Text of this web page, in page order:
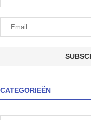
CATEGORIEËN